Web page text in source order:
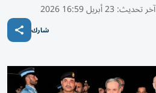
آخر تحديث: 23 أبريل 16:59 2026
شارك